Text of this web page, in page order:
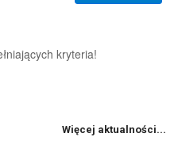
kryteria!
Więcej aktualności...